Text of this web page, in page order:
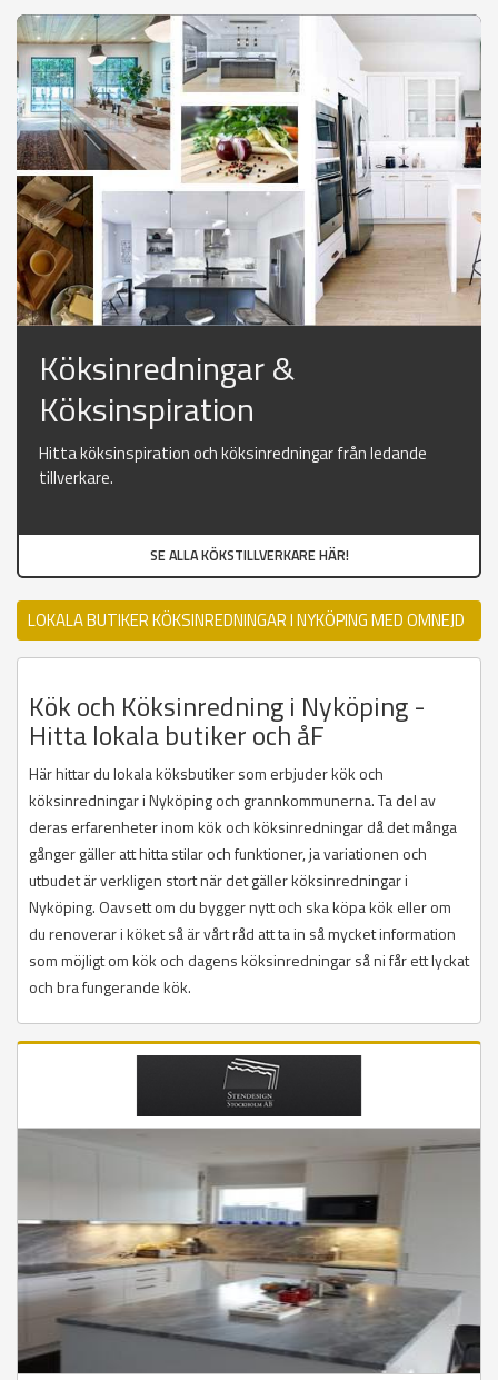
Köksinredningar &
Köksinspiration
Hitta köksinspiration och köksinredningar från ledande
tillverkare.
SE ALLA KÖKSTILLVERKARE HÄR!
LOKALA BUTIKER KÖKSINREDNINGAR I NYKÖPING MED OMNEJD
Kök och Köksinredning i Nyköping -
Hitta lokala butiker och åF
Här hittar du lokala köksbutiker som erbjuder kök och
köksinredningar i Nyköping och grannkommunerna. Ta del av
deras erfarenheter inom kök och köksinredningar då det många
gånger gäller att hitta stilar och funktioner, ja variationen och
utbudet är verkligen stort när det gäller köksinredningar i
Nyköping. Oavsett om du bygger nytt och ska köpa kök eller om
du renoverar i köket så är vårt råd att ta in så mycket information
som möjligt om kök och dagens köksinredningar så ni får ett lyckat
och bra fungerande kök.